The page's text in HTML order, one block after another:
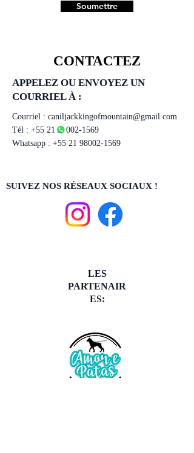
Soumettre
CONTACTEZ
APPELEZ OU ENVOYEZ UN
COURRIEL À :
Courriel : caniljackkingofmountain@gmail.com
Tél : +55 21 98002-1569
Whatsapp : +55 21 98002-1569
SUIVEZ NOS RÉSEAUX SOCIAUX !
LES
PARTENAIR
ES: